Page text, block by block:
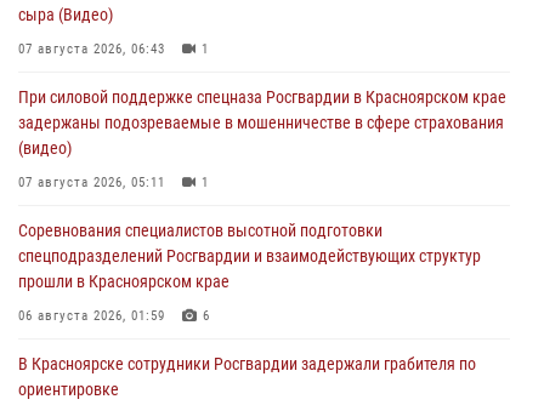
сыра (Видео)
07 августа 2026, 06:43 1
При силовой поддержке спецназа Росгвардии в Красноярском крае
задержаны подозреваемые в мошенничестве в сфере страхования
(видео)
07 августа 2026, 05:11 1
Соревнования специалистов высотной подготовки
спецподразделений Росгвардии и взаимодействующих структур
прошли в Красноярском крае
06 августа 2026, 01:59 6
В Красноярске сотрудники Росгвардии задержали грабителя по
ориентировке